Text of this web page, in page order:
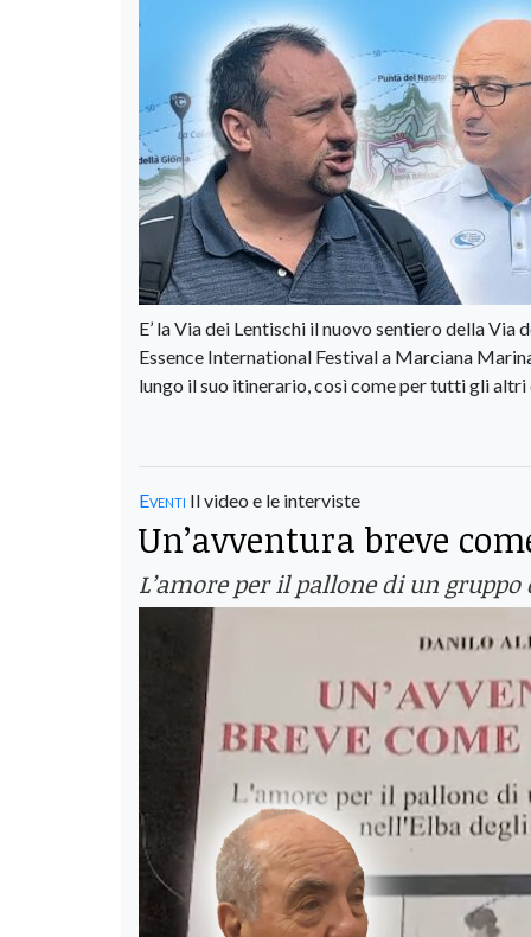
E’ la Via dei Lentischi il nuovo sentiero della Via
Essence International Festival a Marciana
lungo il suo itinerario, così come per tutti gli altri
Eventi Il video e le interviste
Un’avventura breve
L’amore per il pallone di un